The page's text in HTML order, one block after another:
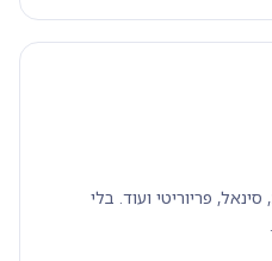
פריוריטי ועוד. בלי